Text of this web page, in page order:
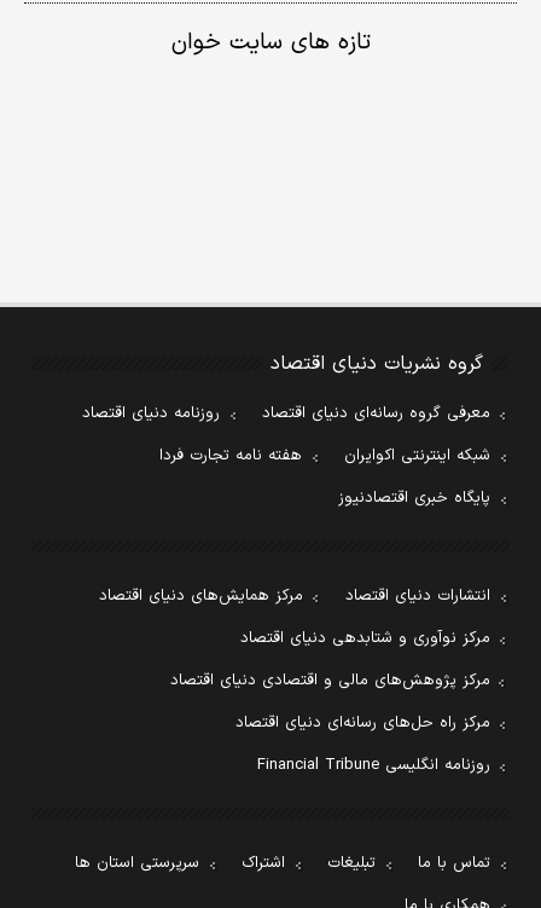
تازه های سایت خوان
گروه نشریات دنیای اقتصاد
معرفی گروه رسانه‌ای دنیای اقتصاد
روزنامه دنیای اقتصاد
شبکه اینترنتی اکوایران
هفته نامه تجارت فردا
پایگاه خبری اقتصادنیوز
انتشارات دنیای اقتصاد
مرکز همایش‌های دنیای اقتصاد
مرکز نوآوری و شتابدهی دنیای اقتصاد
مرکز پژوهش‌های مالی و اقتصادی دنیای اقتصاد
مرکز راه حل‌های رسانه‌ای دنیای اقتصاد
روزنامه انگلیسی Financial Tribune
تماس با ما تبلیغات اشتراک
سرپرستی استان ها